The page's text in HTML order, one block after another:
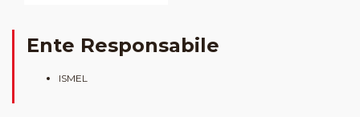
Ente Responsabile
ISMEL